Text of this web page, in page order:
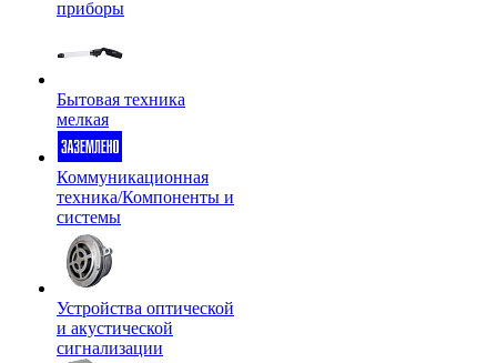
приборы
Бытовая техника
мелкая
Коммуникационная
техника/Компоненты и
системы
Устройства оптической
и акустической
сигнализации